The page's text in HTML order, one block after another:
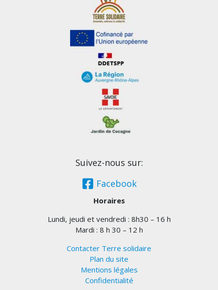
Suivez-nous sur:
Facebook
Horaires
Lundi, jeudi et vendredi : 8h30 – 16 h
Mardi : 8 h 30 – 12 h
Contacter Terre solidaire
Plan du site
Mentions légales
Confidentialité